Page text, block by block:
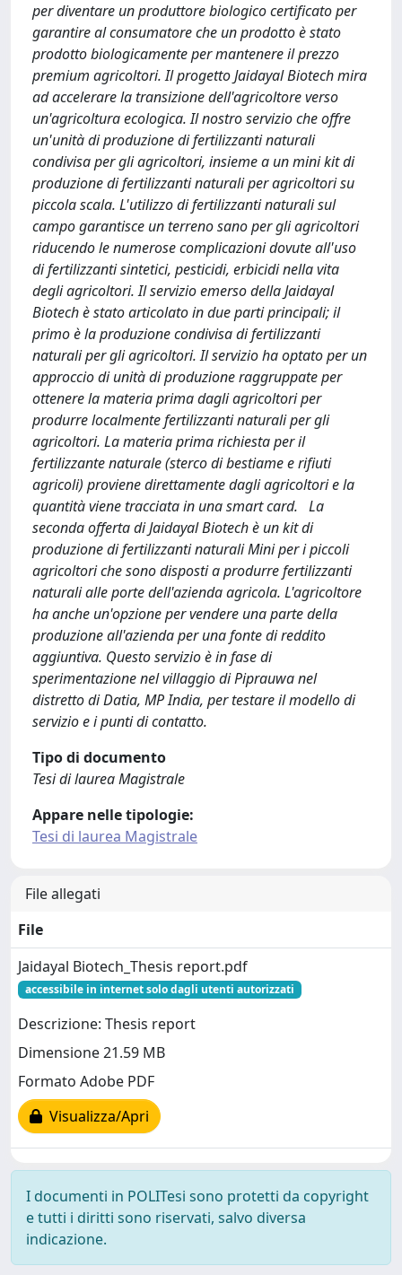
per diventare un produttore biologico certificato per
garantire al consumatore che un prodotto è stato
prodotto biologicamente per mantenere il prezzo
premium agricoltori. Il progetto Jaidayal Biotech mira
ad accelerare la transizione dell'agricoltore verso
un'agricoltura ecologica. Il nostro servizio che offre
un'unità di produzione di fertilizzanti naturali
condivisa per gli agricoltori, insieme a un mini kit di
produzione di fertilizzanti naturali per agricoltori su
piccola scala. L'utilizzo di fertilizzanti naturali sul
campo garantisce un terreno sano per gli agricoltori
riducendo le numerose complicazioni dovute all'uso
di fertilizzanti sintetici, pesticidi, erbicidi nella vita
degli agricoltori. Il servizio emerso della Jaidayal
Biotech è stato articolato in due parti principali; il
primo è la produzione condivisa di fertilizzanti
naturali per gli agricoltori. Il servizio ha optato per un
approccio di unità di produzione raggruppate per
ottenere la materia prima dagli agricoltori per
produrre localmente fertilizzanti naturali per gli
agricoltori. La materia prima richiesta per il
fertilizzante naturale (sterco di bestiame e rifiuti
agricoli) proviene direttamente dagli agricoltori e la
quantità viene tracciata in una smart card. La
seconda offerta di Jaidayal Biotech è un kit di
produzione di fertilizzanti naturali Mini per i piccoli
agricoltori che sono disposti a produrre fertilizzanti
naturali alle porte dell'azienda agricola. L'agricoltore
ha anche un'opzione per vendere una parte della
produzione all'azienda per una fonte di reddito
aggiuntiva. Questo servizio è in fase di
sperimentazione nel villaggio di Piprauwa nel
distretto di Datia, MP India, per testare il modello di
servizio e i punti di contatto.
Tipo di documento
Tesi di laurea Magistrale
Appare nelle tipologie:
Tesi di laurea Magistrale
File allegati
File
Jaidayal Biotech_Thesis report.pdf
accessibile in internet solo dagli utenti autorizzati
Descrizione: Thesis report
Dimensione 21.59 MB
Formato Adobe PDF
Visualizza/Apri
I documenti in POLITesi sono protetti da copyright
e tutti i diritti sono riservati, salvo diversa
indicazione.